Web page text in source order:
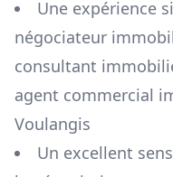
Une expérience
négociateur
consultant
agent commercial
Voulangis
Un excellent